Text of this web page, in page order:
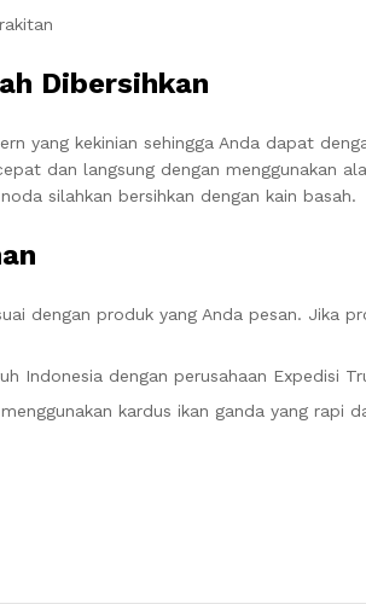
Dibersihkan
yang kekinian sehingga Anda dapat
dan langsung dengan menggunakan
silahkan bersihkan dengan kain basah.
dengan produk yang Anda pesan. Jika
Indonesia dengan perusahaan Expedisi
kardus ikan ganda yang rapi